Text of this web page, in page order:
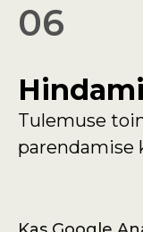
06
Tulemuse
parendamise